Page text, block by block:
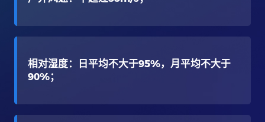
相对湿度：日平均不大于95%，月平均不大于
90%；